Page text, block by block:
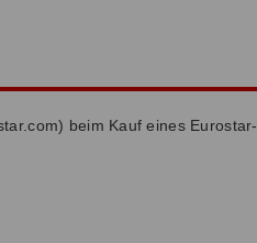
beim Kauf eines Eurostar-